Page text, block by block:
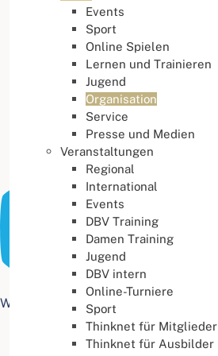
Buchstabenabstand
Web Accessibility plugin
Events
Sport
Online Spielen
Lernen und Trainieren
Jugend
Organisation
Service
Presse und Medien
Veranstaltungen
Regional
International
Events
DBV Training
Damen Training
Jugend
DBV intern
Online-Turniere
Sport
Thinknet für Mitglieder
Thinknet für Ausbilder